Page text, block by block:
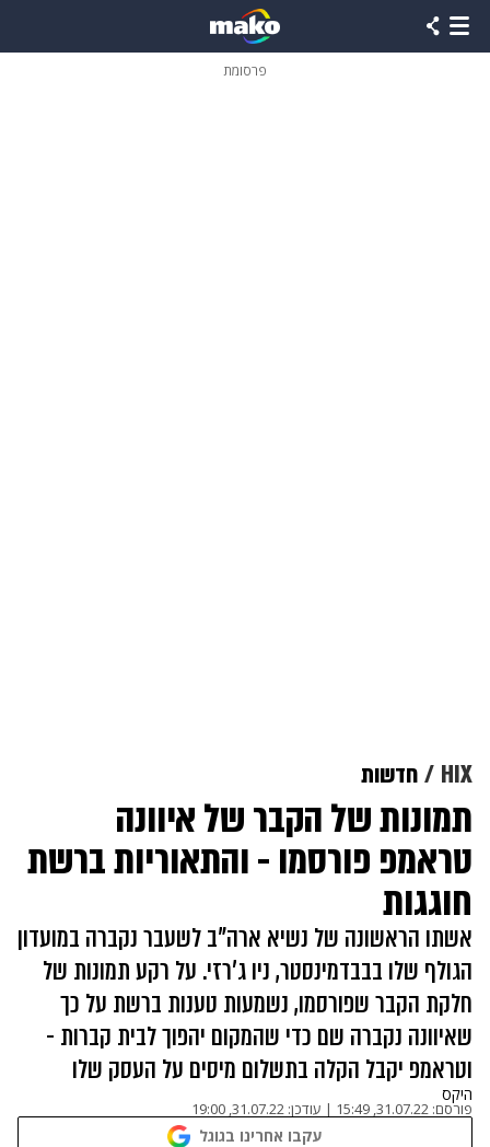
פרסומת
HIX חדשות
תמונות של הקבר של איוונה
טראמפ פורסמו - והתאוריות ברשת
חוגגות
אשתו הראשונה של נשיא ארה"ב לשעבר נקברה במועדון
הגולף שלו בבבדמינסטר, ניו ג'רזי. על רקע תמונות של
חלקת הקבר שפורסמו, נשמעות טענות ברשת על כך
שאיוונה נקברה שם כדי שהמקום יהפוך לבית קברות -
וטראמפ יקבל הקלה בתשלום מיסים על העסק שלו
היקס
פורסם: 31.07.22, 15:49
| עודכן: 31.07.22, 19:00
עקבו אחרינו בגוגל